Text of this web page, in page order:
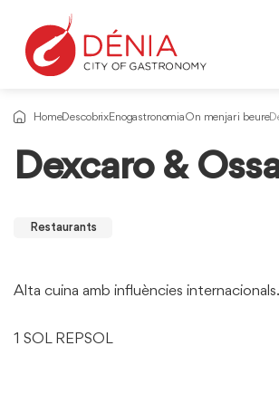
HomeDescobrixEnogastronomiaOn menjar i beure
Dexcaro &
Restaurants
Alta cuina amb influències internacionals.
1 SOL REPSOL